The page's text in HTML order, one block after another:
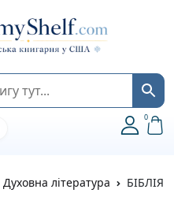
0
Духовна література
БІБЛІЯ